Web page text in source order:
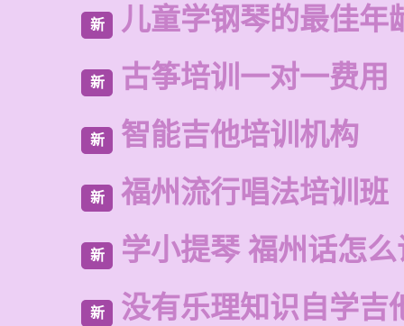
新 儿童学钢琴的最佳年
新 古筝培训一对一费用
新 智能吉他培训机构
新 福州流行唱法培训班
新 学小提琴 福州话怎
新 没有乐理知识自学吉